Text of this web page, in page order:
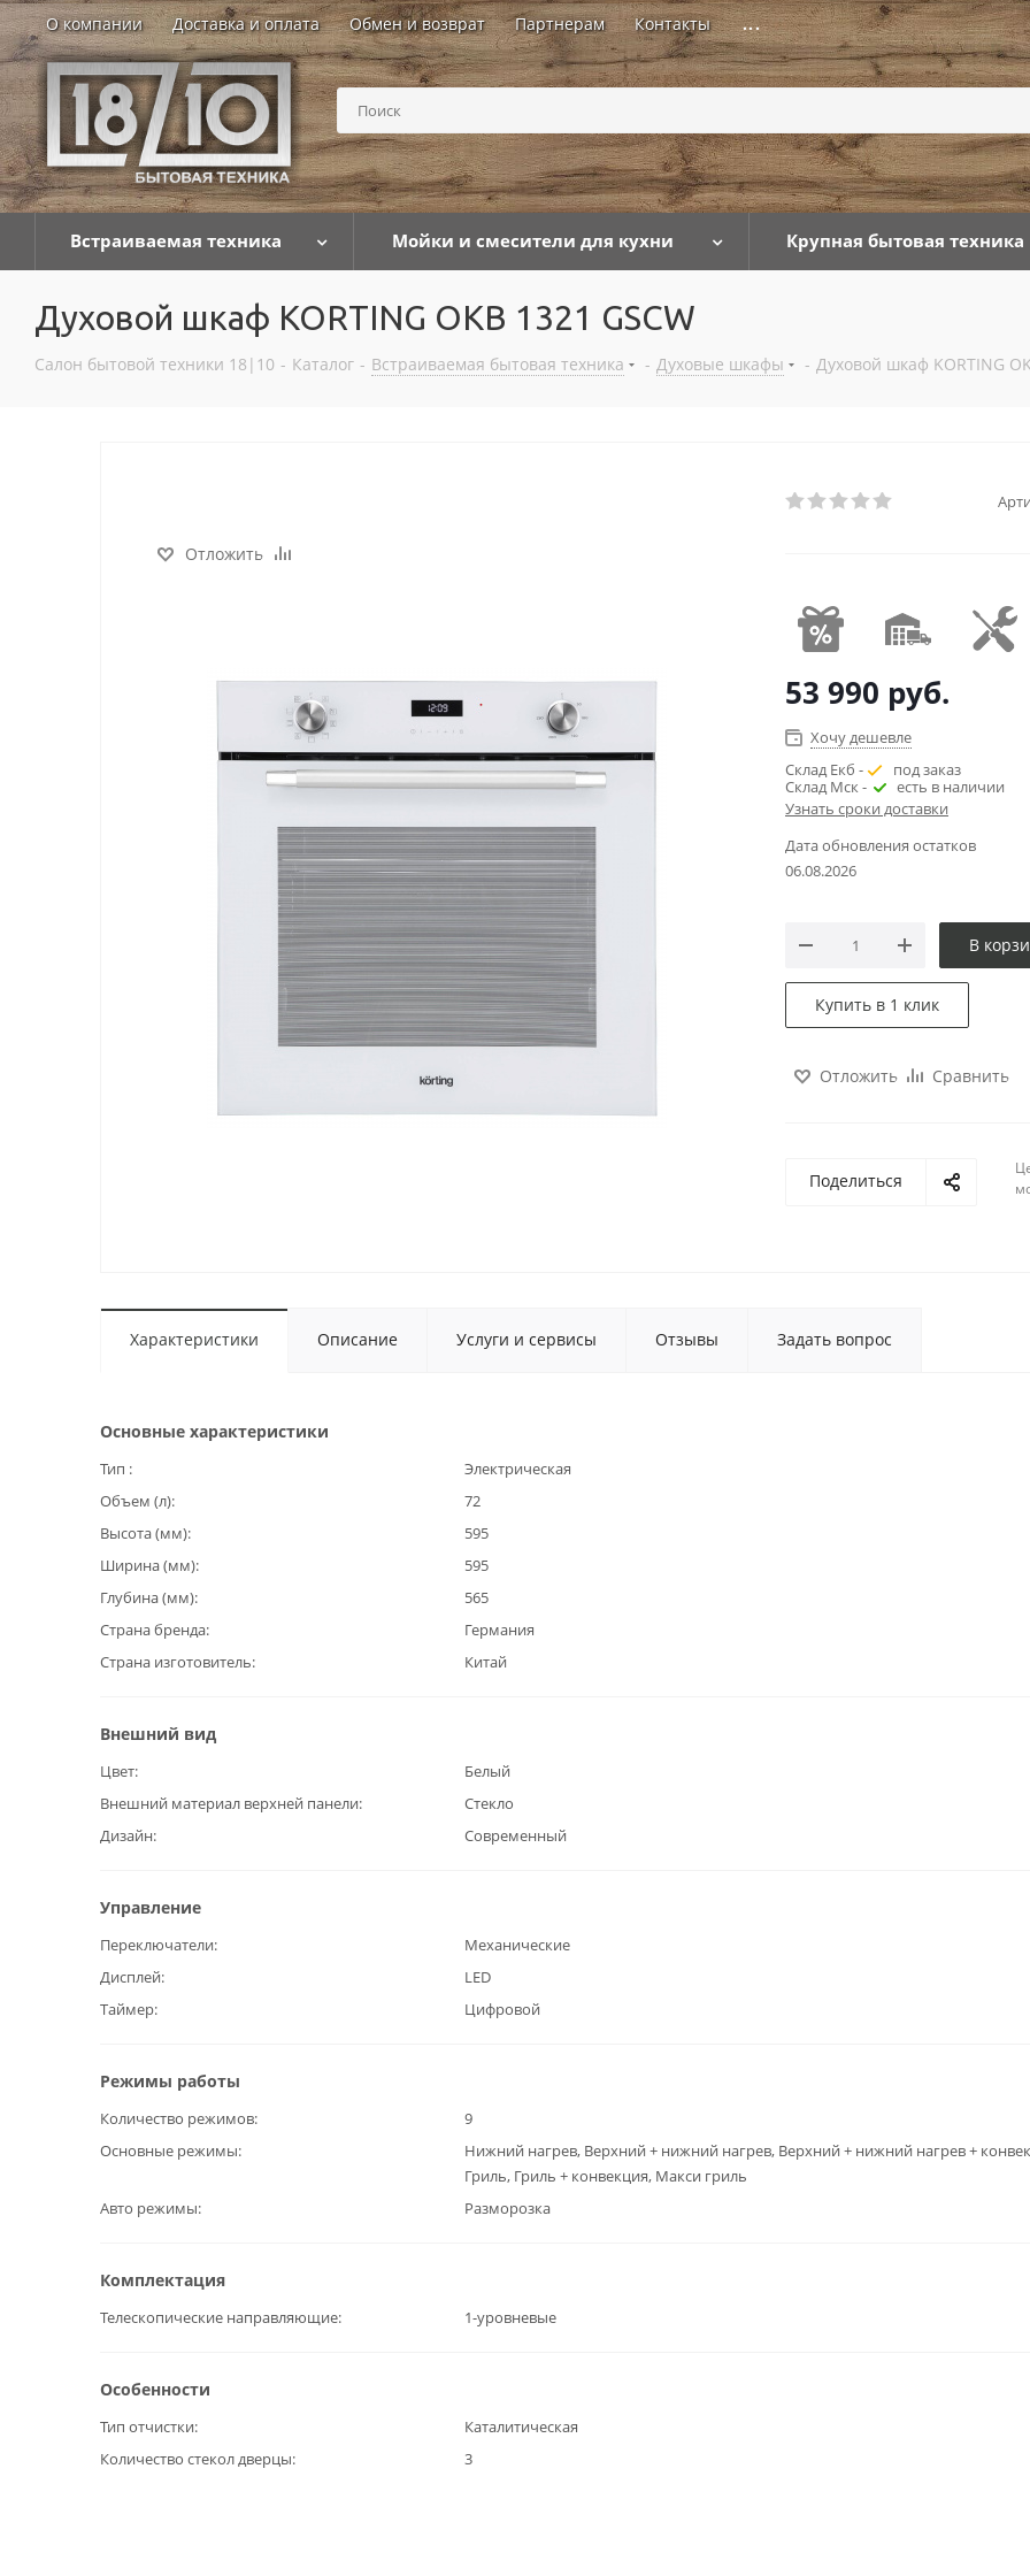
О компании Доставка и оплата Обмен и возврат Партнерам Контакты ...
Встраиваемая техника Мойки и смесители для кухни Крупная бытовая техника
Духовой шкаф KORTING OKB 1321 GSCW
Салон бытовой техники 18|10 - Каталог - Встраиваемая бытовая техника - Духовые шкафы - Духовой шкаф KORTING
Отложить
53 990 руб.
Хочу дешевле
Склад Екб -
под заказ
Склад Мск -
есть в наличии
Узнать сроки доставки
Дата обновления остатков
06.08.2026
В
Купить в 1 клик
Отложить Сравнить
Поделиться
Характеристики Описание Услуги и сервисы Отзывы Задать вопрос
Основные характеристики
Тип
Электрическая
Объем (л)
72
Высота (мм)
595
Ширина (мм)
595
Глубина (мм)
565
Страна бренда
Германия
Страна изготовитель
Китай
Внешний вид
Цвет
Белый
Внешний материал верхней панели
Стекло
Дизайн
Современный
Управление
Переключатели
Механические
Дисплей
LED
Таймер
Цифровой
Режимы работы
Количество режимов
9
Основные режимы
Нижний нагрев, Верхний + нижний нагрев, Верхний + нижний нагрев +
Гриль, Гриль + конвекция, Макси гриль
Авто режимы
Разморозка
Комплектация
Телескопические направляющие 1-уровневые
Особенности
Тип отчистки
Каталитическая
Количество стекол дверцы
3